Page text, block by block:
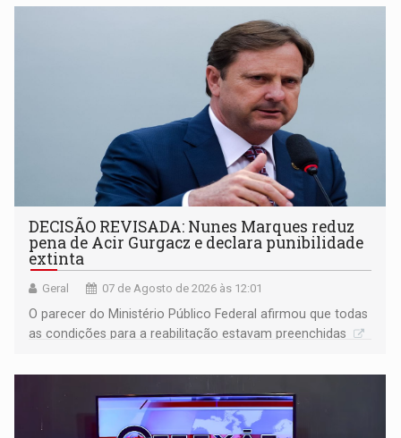
DECISÃO REVISADA: Nunes Marques reduz
pena de Acir Gurgacz e declara punibilidade
extinta
Geral 07 de Agosto de 2026 às 12:01
O parecer do Ministério Público Federal afirmou que todas
as condições para a reabilitação estavam preenchidas